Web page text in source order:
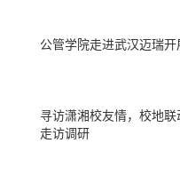
公管学院走进武汉迈瑞开
寻访潇湘校友情，校地
走访调研